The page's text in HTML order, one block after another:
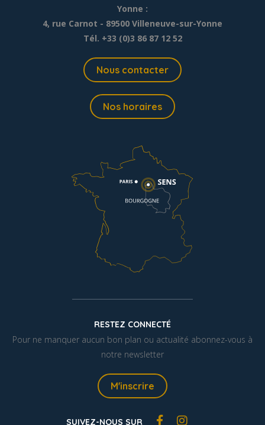
Yonne :
4, rue Carnot - 89500 Villeneuve-sur-Yonne
Tél. +33 (0)3 86 87 12 52
Nous contacter
Nos horaires
RESTEZ CONNECTÉ
Pour ne manquer aucun bon plan ou actualité abonnez-vous à
notre newsletter
M'inscrire
SUIVEZ-NOUS SUR